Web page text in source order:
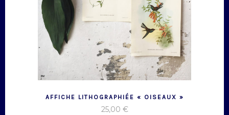
AFFICHE LITHOGRAPHIÉE « OISEAUX »
25,00 €